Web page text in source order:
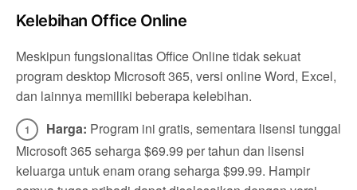
Kelebihan Office Online
Meskipun fungsionalitas Office Online tidak sekuat
program desktop Microsoft 365, versi online Word, Excel,
dan lainnya memiliki beberapa kelebihan.
Harga: Program ini gratis, sementara lisensi tunggal
Microsoft 365 seharga $69.99 per tahun dan lisensi
keluarga untuk enam orang seharga $99.99. Hampir